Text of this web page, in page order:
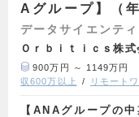
Aグループ】（
データサイエンティ
Ｏｒｂｉｔｉｃｓ株式
900万円 ～ 1149万円
収600万以上
リモート
【ANAグループの